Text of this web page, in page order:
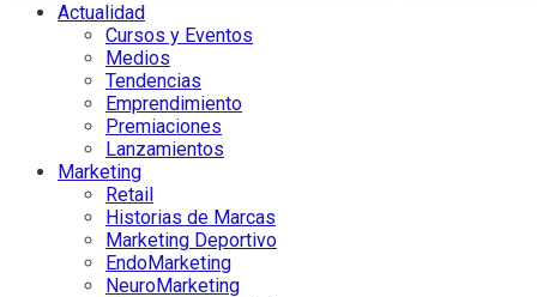
Actualidad
Cursos y Eventos
Medios
Tendencias
Emprendimiento
Premiaciones
Lanzamientos
Marketing
Retail
Historias de Marcas
Marketing Deportivo
EndoMarketing
NeuroMarketing